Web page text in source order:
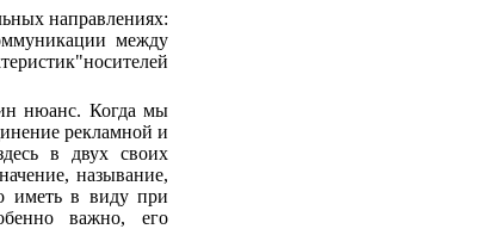
направлениях:
между
нюанс. Когда мы
рекламной и
в двух своих
называ­ние,
иметь в виду при
важно, его